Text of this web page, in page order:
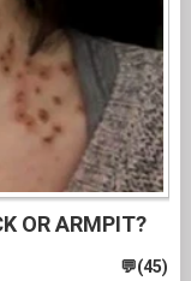
OR ARMPIT?